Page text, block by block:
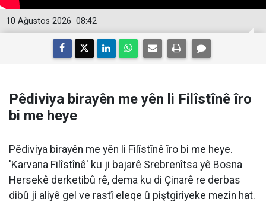
08:42
10 Ağustos 2026
Pêdiviya birayên me yên li Filîstînê îro
bi me heye
Pêdiviya birayên me yên li Filîstînê îro bi me heye.
'Karvana Filîstînê' ku ji bajarê Srebrenîtsa yê Bosna
Hersekê derketibû rê, dema ku di Çinarê re derbas
dibû ji aliyê gel ve rastî eleqe û piştgiriyeke mezin hat.